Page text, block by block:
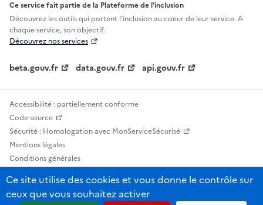
Ce service fait partie de la Plateforme de l’inclusion
Découvrez les outils qui portent l'inclusion aucoeur de leur service. A
chaque service, son objectif.
Découvrez nos services
beta.gouv.fr data.gouv.fr api.gouv.fr
Accessibilité : partiellement conforme
Code source
Sécurité : Homologation avec MonServiceSécurisé
Mentions légales
Conditions générales
Statistiques, lexiques et indicateurs
Sauf mention contraire, tous les contenus de ce site sont sous licence
Ce site utilise des cookies et vous donne le contrôle sur
ceux que vous souhaitez activer